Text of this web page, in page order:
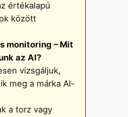
értékalapú
között
monitoring – Mit
az AI?
vizsgáljuk,
meg a márka AI-
a torz vagy